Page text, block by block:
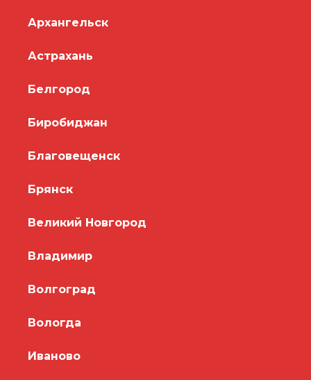
Архангельск
Астрахань
Белгород
Биробиджан
Благовещенск
Брянск
Великий Новгород
Владимир
Волгоград
Вологда
Иваново